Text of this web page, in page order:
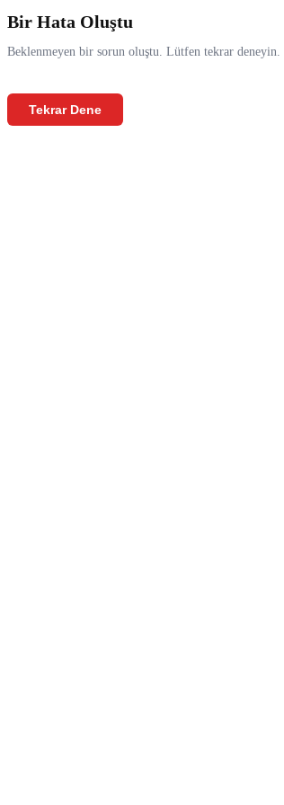
Bir Hata Oluştu
Beklenmeyen bir sorun oluştu. Lütfen tekrar deneyin.
Tekrar Dene